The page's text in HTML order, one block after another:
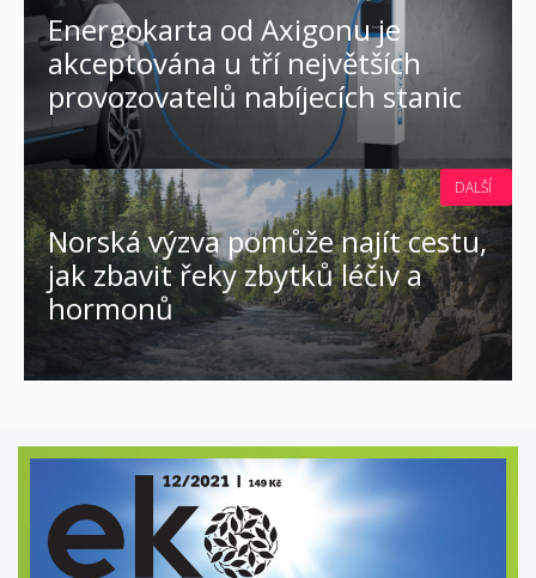
Energokarta od Axigonu je
akceptována u tří největších
provozovatelů nabíjecích stanic
Norská výzva pomůže najít cestu,
jak zbavit řeky zbytků léčiv a
hormonů
DALŠÍ